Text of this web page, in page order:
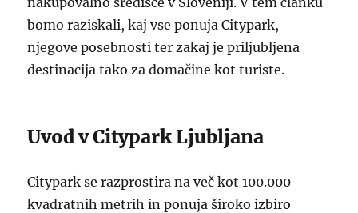
bomo raziskali, kaj vse ponuja Citypark,
njegove posebnosti ter zakaj je priljubljena
destinacija tako za domačine kot turiste.
Uvod v Citypark Ljubljana
Citypark se razprostira na več kot 100.000
kvadratnih metrih in ponuja široko izbiro